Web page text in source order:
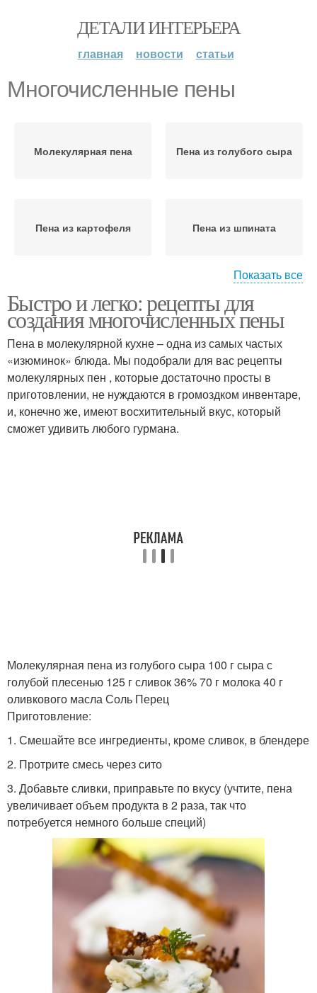
ДЕТАЛИ ИНТЕРЬЕРА
главная новости статьи
Многочисленные пены
Молекулярная пена Пена из голубого сыра
Пена из картофеля Пена из шпината
майонеза
сиропа
Многочисленная пена Кулинарная пена
Показать все
Быстро и легко: рецепты для
создания многочисленных пены
Пена в молекулярной кухне – одна из самых частых
«изюминок» блюда. Мы подобрали для вас рецепты
молекулярных пен , которые достаточно просты в
приготовлении, не нуждаются в громоздком инвентаре,
и, конечно же, имеют восхитительный вкус, который
сможет удивить любого гурмана.
Молекулярная пена из голубого сыра 100 г сыра с
голубой плесенью 125 г сливок 36% 70 г молока 40 г
оливкового масла Соль Перец
Приготовление:
1. Смешайте все ингредиенты, кроме сливок, в блендере
2. Протрите смесь через сито
3. Добавьте сливки, приправьте по вкусу (учтите, пена
увеличивает объем продукта в 2 раза, так что
потребуется немного больше специй)